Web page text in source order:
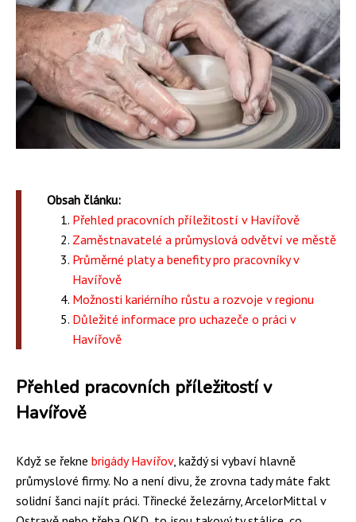
Obsah článku:
Přehled pracovních příležitostí v Havířově
Zaměstnavatelé a průmyslová odvětví ve městě
Průměrné platy a benefity pro pracovníky v
Havířově
Možnosti kariérního růstu a rozvoje v regionu
Důležité informace pro uchazeče o práci v
Havířově
Přehled pracovních příležitostí v
Havířově
Když se řekne brigády Havířov, každý si vybaví hlavně
průmyslové firmy. No a není divu, že zrovna tady máte fakt
solidní šanci najít práci. Třinecké železárny, ArcelorMittal v